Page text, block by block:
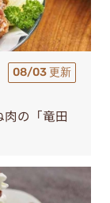
08/03 更新
の「竜田